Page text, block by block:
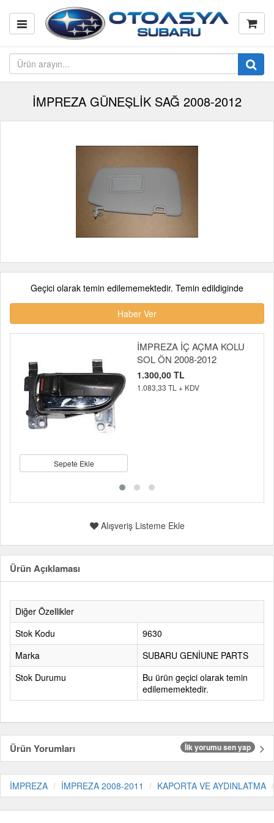
İMPREZA GÜNEŞLİK SAĞ 2008-2012
Geçici olarak temin edilememektedir. Temin edildiginde
Haber Ver
Sepete Ekle
İMPREZA İÇ AÇMA KOLU
SOL ÖN 2008-2012
1.300,00 TL
1.083,33 TL + KDV
Alışveriş Listeme Ekle
Ürün Açıklaması
Diğer Özellikler
Stok Kodu
9630
Marka
SUBARU GENİUNE PARTS
Stok Durumu
Bu ürün geçici olarak temin
edilememektedir.
Ürün Yorumları İlk yorumu sen yap
İMPREZA İMPREZA 2008-2011 KAPORTA VE AYDINLATMA